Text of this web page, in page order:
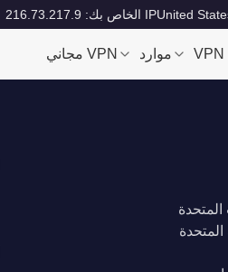
IP الخاص بك: 216.73.217.9
موارد VPN مجاني